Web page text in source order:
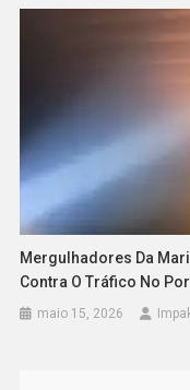
Mergulhadores Da
Contra O Tráfico No
maio 15, 2026